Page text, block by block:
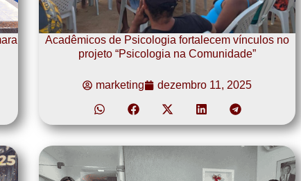
Acadêmicos de Psicologia fortalecem vínculos no
projeto “Psicologia na Comunidade”
marketing dezembro 11, 2025